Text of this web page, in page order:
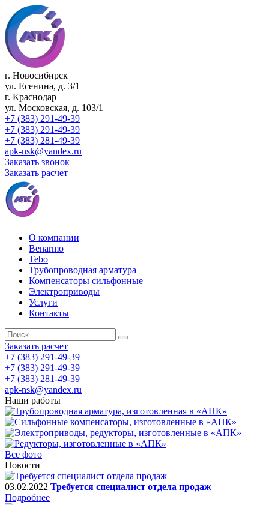
г. Новосибирск
ул. Есенина, д. 3/1
г. Краснодар
ул. Московская, д. 103/1
+7 (383) 291-49-39
+7 (383) 291-49-39
+7 (383) 281-49-39
apk-nsk@yandex.ru
Заказать звонок
Заказать расчет
О компании
Benarmo
Tebo
Трубопроводная арматура
Компенсаторы сильфонные
Электроприводы
Услуги
Контакты
Заказать расчет
+7 (383) 291-49-39
+7 (383) 291-49-39
+7 (383) 281-49-39
apk-nsk@yandex.ru
Наши работы
Все фото
Новости
03.02.2022 Требуется специалист отдела продаж
Подробнее